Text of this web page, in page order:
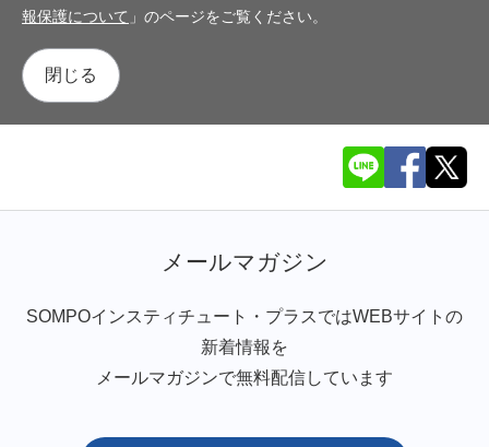
報保護について 」のページをご覧ください。
閉じる
メールマガジン
SOMPOインスティチュート・プラスではWEBサイトの
新着情報を
メールマガジンで無料配信しています